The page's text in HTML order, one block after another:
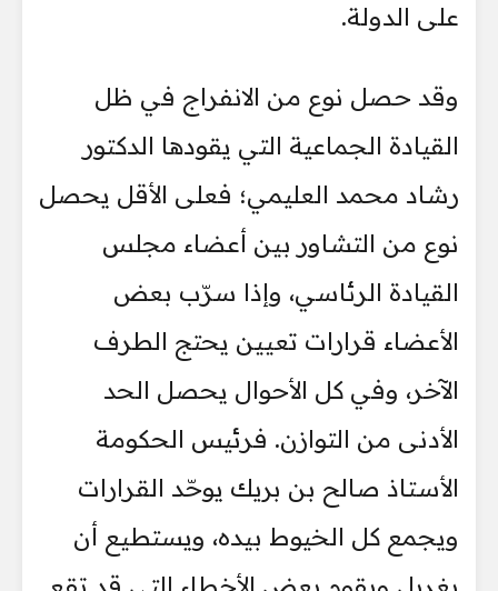
على الدولة.
وقد حصل نوع من الانفراج في ظل
القيادة الجماعية التي يقودها الدكتور
رشاد محمد العليمي؛ فعلى الأقل يحصل
نوع من التشاور بين أعضاء مجلس
القيادة الرئاسي، وإذا سرّب بعض
الأعضاء قرارات تعيين يحتج الطرف
الآخر، وفي كل الأحوال يحصل الحد
الأدنى من التوازن. فرئيس الحكومة
الأستاذ صالح بن بريك يوحّد القرارات
ويجمع كل الخيوط بيده، ويستطيع أن